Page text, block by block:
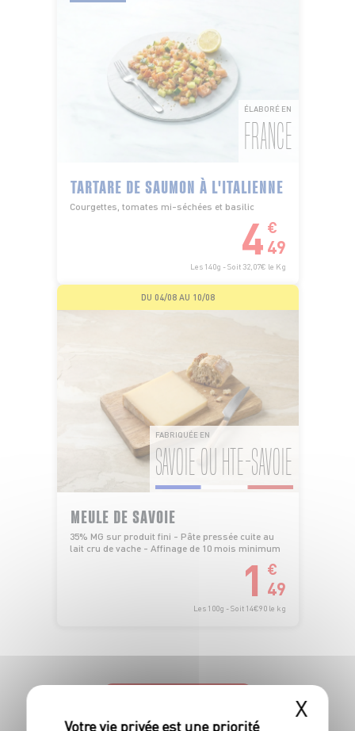
ÉLABORÉ EN
FRANCE
TARTARE DE SAUMON À L'ITALIENNE
Courgettes, tomates mi-séchées et basilic
4 €
49
Les 140g - Soit 32,07€ le Kg
DU 04/08 AU 10/08
FABRIQUÉE EN
SAVOIE OU HTE-SAVOIE
MEULE DE SAVOIE
35% MG sur produit fini - Pâte pressée cuite au
lait cru de vache - Affinage de 10 mois minimum
1 €
49
Les 100g - Soit 14€90 le kg
X